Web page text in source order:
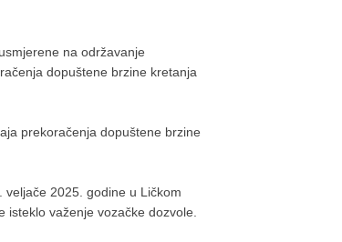
na održavanje
dopuštene brzine kretanja
prekoračenja dopuštene brzine
2025. godine u Ličkom
isteklo važenje vozačke dozvole.